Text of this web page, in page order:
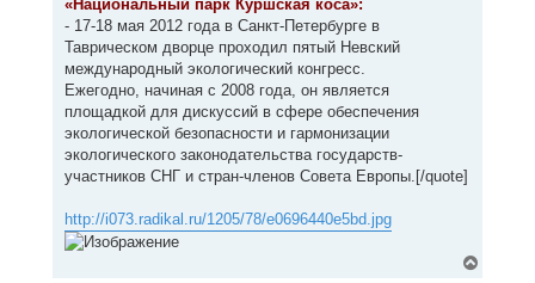
«Национальный парк Куршская коса»:
- 17-18 мая 2012 года в Санкт-Петербурге в
Таврическом дворце проходил пятый Невский
международный экологический конгресс.
Ежегодно, начиная с 2008 года, он является
площадкой для дискуссий в сфере обеспечения
экологической безопасности и гармонизации
экологического законодательства государств-
участников СНГ и стран-членов Совета Европы.[/quote]
http://i073.radikal.ru/1205/78/e0696440e5bd.jpg